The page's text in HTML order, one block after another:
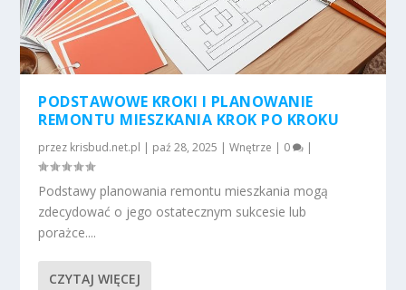
PODSTAWOWE KROKI I PLANOWANIE
REMONTU MIESZKANIA KROK PO KROKU
przez krisbud.net.pl | paź 28, 2025 |Wnętrze | 0 |
Podstawy planowania remontu mieszkania mogą
zdecydować o jego ostatecznym sukcesie lub
porażce....
CZYTAJ WIĘCEJ